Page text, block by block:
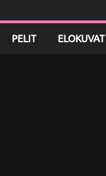
PELIT ELOKUVAT